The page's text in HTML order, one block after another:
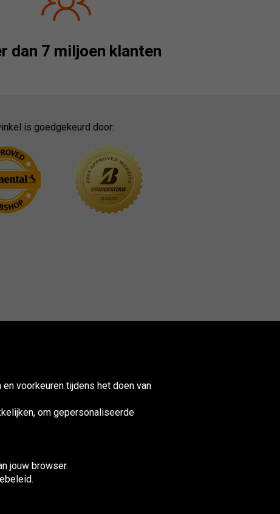
dan 7 miljoen klanten
is goedgekeurd door:
Kingdom
voorkeuren tijdens het doen van
om gepersonaliseerde
jouw browser.